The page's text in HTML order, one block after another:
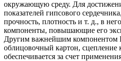
окружающую среду. Для
показателей гипсового
прочность, плотность и т. д., в
компоненты, повышающие его
Другим важнейшим компонентом
облицовочный картон, сцепление
обеспечивается за счет